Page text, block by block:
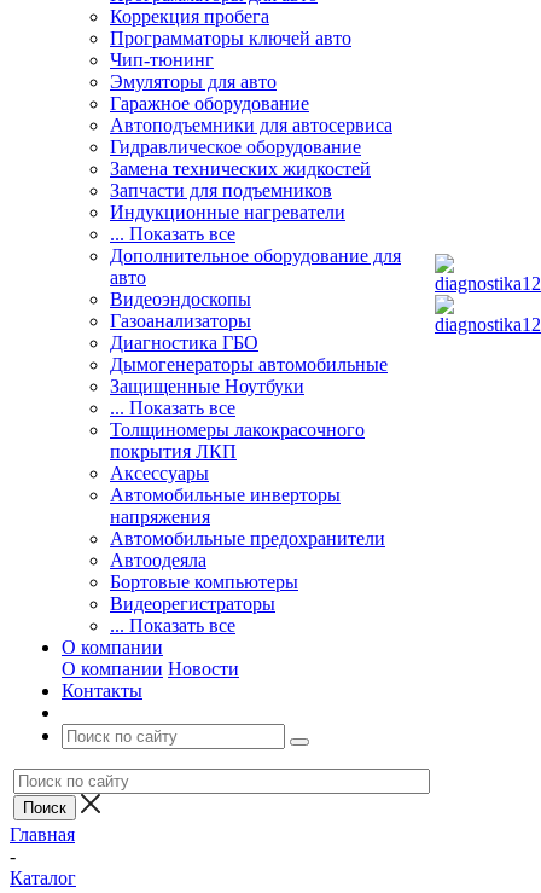
Коррекция пробега
Программаторы ключей авто
Чип-тюнинг
Эмуляторы для авто
Гаражное оборудование
Автоподъемники для автосервиса
Гидравлическое оборудование
Замена технических жидкостей
Запчасти для подъемников
Индукционные нагреватели
... Показать все
Дополнительное оборудование для
авто
Видеоэндоскопы
Газоанализаторы
Диагностика ГБО
Дымогенераторы автомобильные
Защищенные Ноутбуки
... Показать все
Толщиномеры лакокрасочного
покрытия ЛКП
Аксессуары
Автомобильные инверторы
напряжения
Автомобильные предохранители
Автоодеяла
Бортовые компьютеры
Видеорегистраторы
... Показать все
О компании
О компании Новости
Контакты
Главная
-
Каталог